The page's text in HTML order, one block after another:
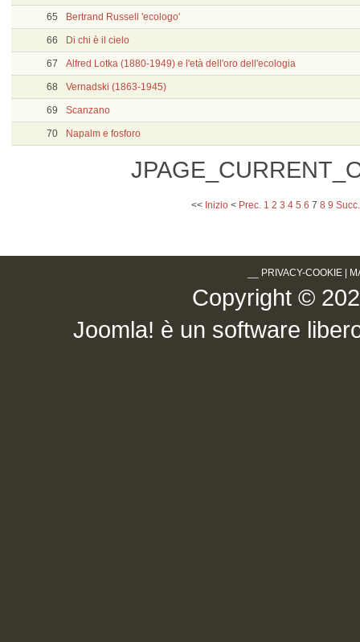
65 Bertrand Russell 'ecologo'
66 Di chi è il cielo
67 Alfred Lotka (1880-1949) e l'età dell'oro dell'ecologia
68 Vernadski (1863-1945)
69 Scanzano
70 Napalm e fosforo
<< Inizio < Prec. 1 2 3 4 5 6 7 8 9 Succ.
PRIVACY-COOKIE
Copyright ©
Joomla! è un software